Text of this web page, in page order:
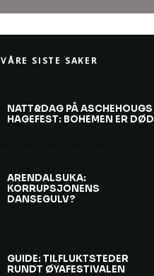
VÅRE SISTE SAKER
NATT&DAG PÅ ASCHEHOUGS
HAGEFEST: BOHEMEN ER DØD
ARENDALSUKA:
KORRUPSJONENS
DANSEGULV?
GUIDE: TILFLUKTSTEDER
RUNDT ØYAFESTIVALEN